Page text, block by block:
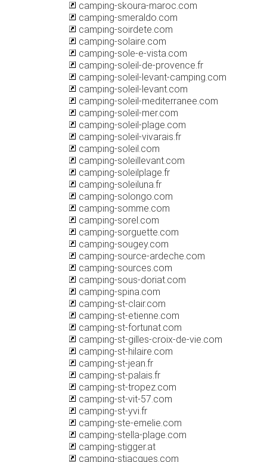
camping-skoura-maroc.com
camping-smeraldo.com
camping-soirdete.com
camping-solaire.com
camping-sole-e-vista.com
camping-soleil-de-provence.fr
camping-soleil-levant-camping.com
camping-soleil-levant.com
camping-soleil-mediterranee.com
camping-soleil-mer.com
camping-soleil-plage.com
camping-soleil-vivarais.fr
camping-soleil.com
camping-soleillevant.com
camping-soleilplage.fr
camping-soleiluna.fr
camping-solongo.com
camping-somme.com
camping-sorel.com
camping-sorguette.com
camping-sougey.com
camping-source-ardeche.com
camping-sources.com
camping-sous-doriat.com
camping-spina.com
camping-st-clair.com
camping-st-etienne.com
camping-st-fortunat.com
camping-st-gilles-croix-de-vie.com
camping-st-hilaire.com
camping-st-jean.fr
camping-st-palais.fr
camping-st-tropez.com
camping-st-vit-57.com
camping-st-yvi.fr
camping-ste-emelie.com
camping-stella-plage.com
camping-stigger.at
camping-stjacques.com